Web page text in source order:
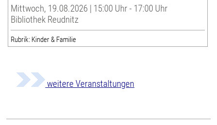
Mittwoch, 19.08.2026 | 15:00 Uhr - 17:00 Uhr
Bibliothek Reudnitz
Rubrik: Kinder & Familie
weitere Veranstaltungen